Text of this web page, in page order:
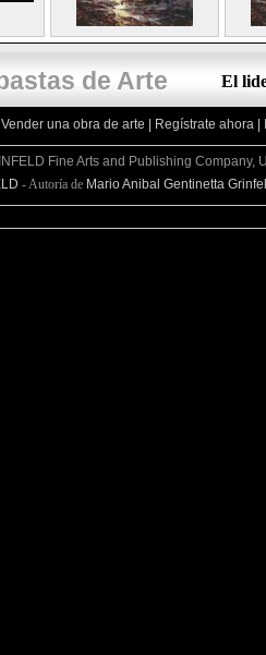
de Arte El
Vender una obra de arte Regístrate ahora|
Fine Arts and Publishing Company,
- Autoría de Mario Anibal Gentinetta